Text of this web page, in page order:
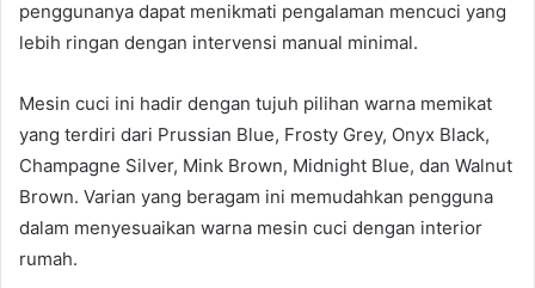
penggunanya dapat menikmati pengalaman mencuci yang
lebih ringan dengan intervensi manual minimal.
Mesin cuci ini hadir dengan tujuh pilihan warna memikat
yang terdiri dari Prussian Blue, Frosty Grey, Onyx Black,
Champagne Silver, Mink Brown, Midnight Blue, dan Walnut
Brown. Varian yang beragam ini memudahkan pengguna
dalam menyesuaikan warna mesin cuci dengan interior
rumah.